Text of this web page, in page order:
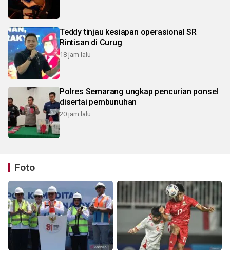
Teddy tinjau kesiapan operasional SR
Rintisan di Curug
18 jam lalu
Polres Semarang ungkap pencurian ponsel
disertai pembunuhan
20 jam lalu
Foto